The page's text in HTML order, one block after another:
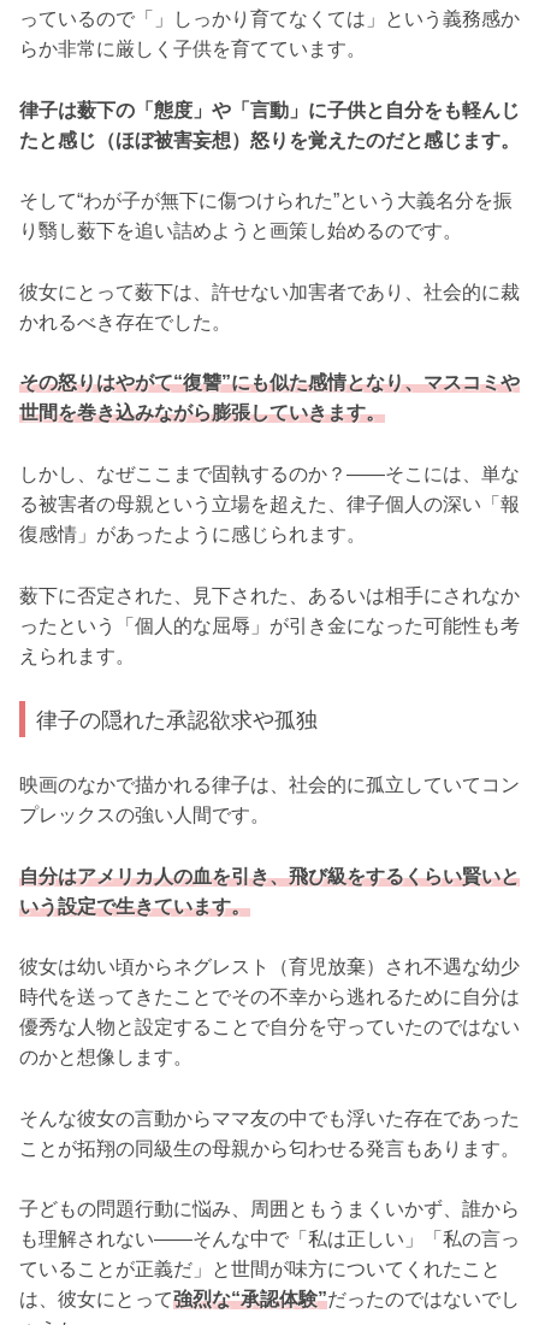
っているので「」しっかり育てなくては」という義務感か
らか非常に厳しく子供を育てています。
律子は薮下の「態度」や「言動」に子供と自分をも軽んじ
たと感じ（ほぼ被害妄想）怒りを覚えたのだと感じます。
そして“わが子が無下に傷つけられた”という大義名分を振
り翳し薮下を追い詰めようと画策し始めるのです。
彼女にとって薮下は、許せない加害者であり、社会的に裁
かれるべき存在でした。
その怒りはやがて“復讐”にも似た感情となり、マスコミや
世間を巻き込みながら膨張していきます。
しかし、なぜここまで固執するのか？――そこには、単な
る被害者の母親という立場を超えた、律子個人の深い「報
復感情」があったように感じられます。
薮下に否定された、見下された、あるいは相手にされなか
ったという「個人的な屈辱」が引き金になった可能性も考
えられます。
律子の隠れた承認欲求や孤独
映画のなかで描かれる律子は、社会的に孤立していてコン
プレックスの強い人間です。
自分はアメリカ人の血を引き、飛び級をするくらい賢いと
いう設定で生きています。
彼女は幼い頃からネグレスト（育児放棄）され不遇な幼少
時代を送ってきたことでその不幸から逃れるために自分は
優秀な人物と設定することで自分を守っていたのではない
のかと想像します。
そんな彼女の言動からママ友の中でも浮いた存在であった
ことが拓翔の同級生の母親から匂わせる発言もあります。
子どもの問題行動に悩み、周囲ともうまくいかず、誰から
も理解されない――そんな中で「私は正しい」「私の言っ
ていることが正義だ」と世間が味方についてくれたこと
は、彼女にとって強烈な“承認体験”だったのではないでし